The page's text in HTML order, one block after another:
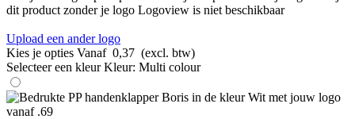
dit product zonder je logo Logoview is niet beschikbaar
Upload een ander logo
Kies je opties Vanaf 0,37 (excl. btw)
Selecteer een kleur Kleur: Multi colour